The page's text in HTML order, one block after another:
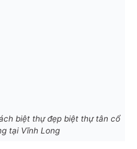
biệt thự đẹp biệt thự tân cổ
tại Vĩnh Long